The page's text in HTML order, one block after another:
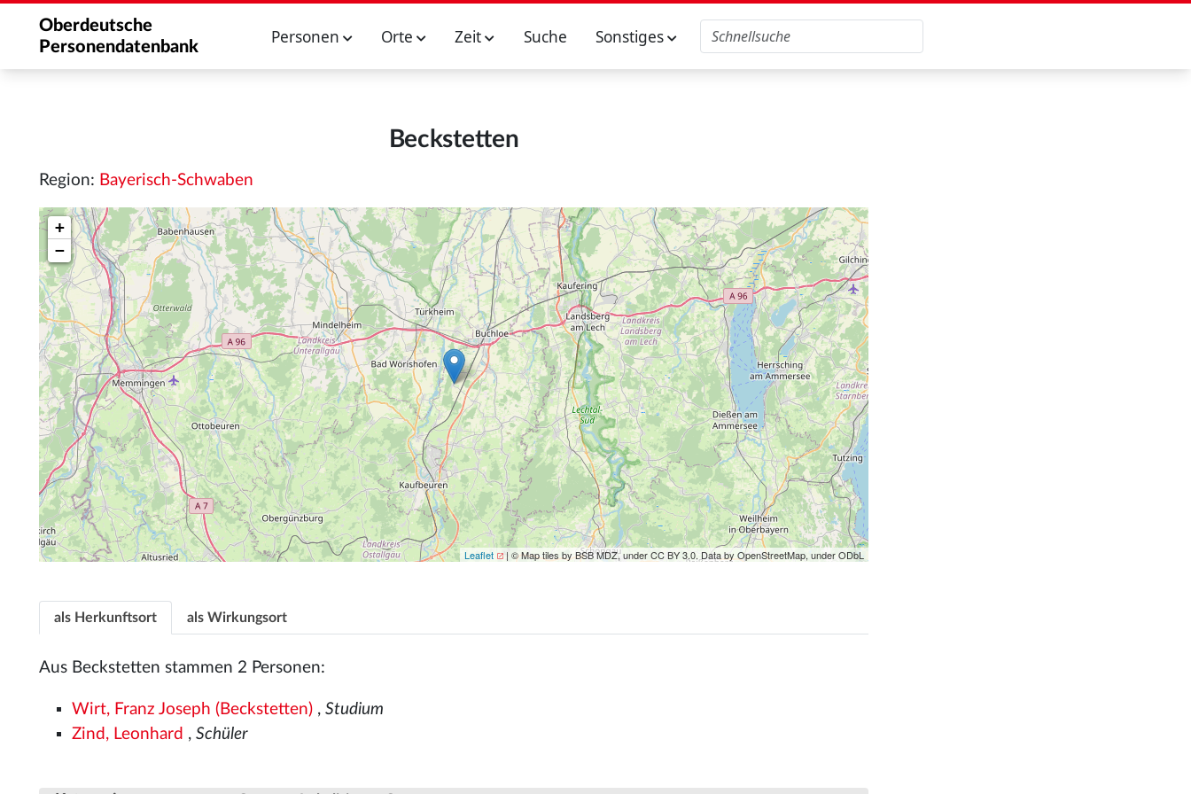
Oberdeutsche
Personendatenbank
Personen Orte Zeit Suche Sonstiges
Beckstetten
Region: Bayerisch-Schwaben
+
−
Leaflet | © Map tiles by BSB MDZ, under CC BY 3.0. Data by OpenStreetMap, under ODbL
als Herkunftsort als Wirkungsort
Aus Beckstetten stammen 2 Personen:
Wirt, Franz Joseph (Beckstetten) ,Studium
Zind, Leonhard ,Schüler